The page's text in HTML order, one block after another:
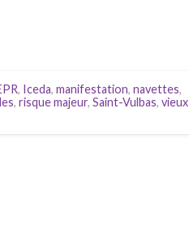
, Iceda, manifestation, navettes,
, risque majeur, Saint-Vulbas, vieux